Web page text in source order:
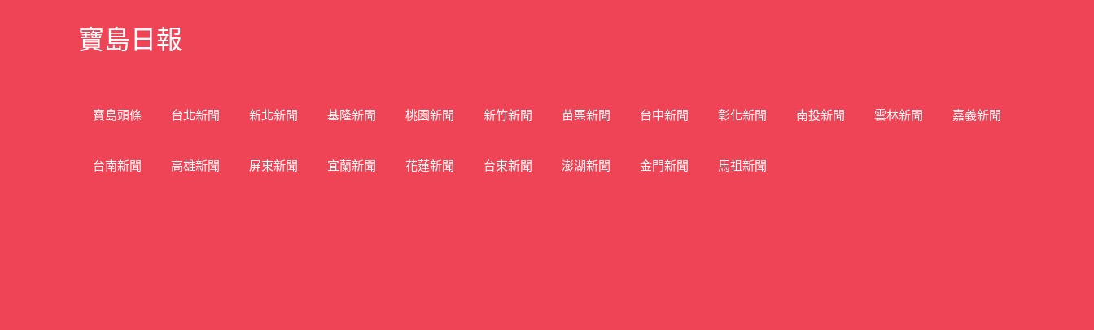
寶島日報
寶島頭條 台北新聞 新北新聞 基隆新聞 桃園新聞 新竹新聞 苗栗新聞 台中新聞 彰化新聞 南投新聞 雲林新聞 嘉義新聞
台南新聞 高雄新聞 屏東新聞 宜蘭新聞 花蓮新聞 台東新聞 澎湖新聞 金門新聞 馬祖新聞